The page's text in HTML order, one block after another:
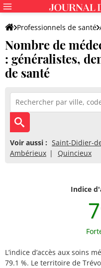
Professionnels de santé
Nombre de
: généralistes,
de santé
Voir aussi : Saint-Didier-
Ambérieux
Quincieux
Indice
L’indice d’accès aux soins
79.1 %. Le territoire de